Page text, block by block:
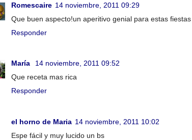
Romescaire 14 noviembre, 2011 09:29
Que buen aspecto!un aperitivo genial para estas
Responder
María
14 noviembre, 2011 09:52
Que receta mas rica
Responder
el horno de Maria 14 noviembre, 2011 10:02
Espe fácil y muy lucido un bs